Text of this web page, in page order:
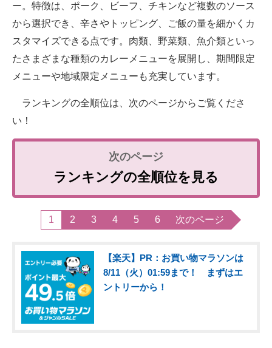
ー。特徴は、ポーク、ビーフ、チキンなど複数のソース
から選択でき、辛さやトッピング、ご飯の量を細かくカ
スタマイズできる点です。肉類、野菜類、魚介類といっ
たさまざまな種類のカレーメニューを展開し、期間限定
メニューや地域限定メニューも充実しています。
ランキングの全順位は、次のページからご覧くださ
い！
ランキングの全順位を見る
1 2 3 4 5 6 次のページ
【楽天】PR：お買い物マラソンは
8/11（火）01:59まで！ まずはエ
ントリーから！